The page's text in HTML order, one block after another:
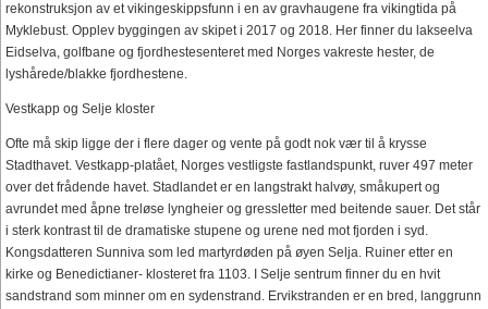
rekonstruksjon av et vikingeskippsfunn i en av gravhaugene fra vikingtida på
Myklebust. Opplev byggingen av skipet i 2017 og 2018. Her finner du lakseelva
Eidselva, golfbane og fjordhestesenteret med Norges vakreste hester, de
lyshårede/blakke fjordhestene.
Vestkapp og Selje kloster
Ofte må skip ligge der i flere dager og vente på godt nok vær til å krysse
Stadthavet. Vestkapp-platået, Norges vestligste fastlandspunkt, ruver 497 meter
over det frådende havet. Stadlandet er en langstrakt halvøy, småkupert og
avrundet med åpne treløse lyngheier og gressletter med beitende sauer. Det står
i sterk kontrast til de dramatiske stupene og urene ned mot fjorden i syd.
Kongsdatteren Sunniva som led martyrdøden på øyen Selja. Ruiner etter en
kirke og Benedictianer- klosteret fra 1103. I Selje sentrum finner du en hvit
sandstrand som minner om en sydenstrand. Ervikstranden er en bred, langgrunn